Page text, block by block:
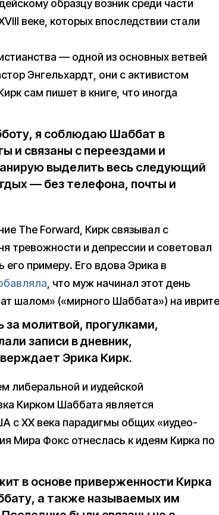
образцу возник среди части
веке, которых впоследствии стали
— одной из основных ветвей
Энгельхардт, они с активистом
сам пишет в книге, что иногда
я соблюдаю Шаббат в
и связаны с переездами и
выделить весь следующий
— без телефона, почты и
The Forward, Кирк связывал с
тревожности и депрессии и советовал
примеру. Его вдова Эрика в
, что муж начинал этот день
шалом» («мирного Шаббата») на
молитвой, прогулками,
записи в дневник,
Эрика Кирк.
либеральной и иудейской
Кирком Шаббата является
с XX века парадигмы общих «иудео-
Мира Фокс отнеслась к идеям Кирка по
в основе приверженности Кирка
а также называемых им